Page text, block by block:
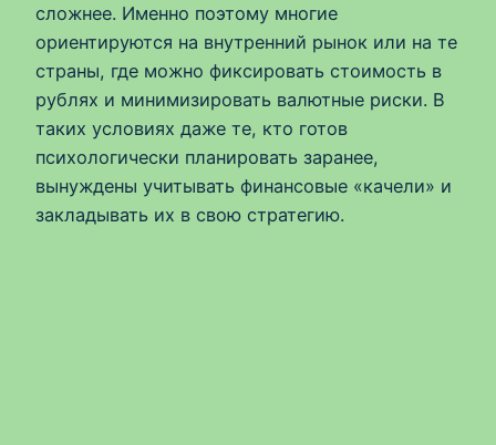
сложнее. Именно поэтому многие
ориентируются на внутренний рынок или на те
страны, где можно фиксировать стоимость в
рублях и минимизировать валютные риски. В
таких условиях даже те, кто готов
психологически планировать заранее,
вынуждены учитывать финансовые «качели» и
закладывать их в свою стратегию.